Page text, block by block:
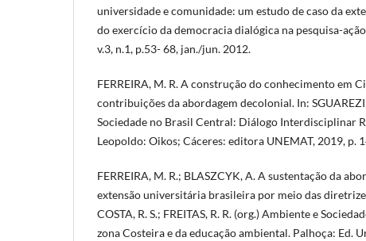
universidade e comunidade: um estudo de caso da
do exercício da democracia dialógica na pesquisa-
v.3, n.1, p.53- 68, jan./jun. 2012.
FERREIRA, M. R. A construção do conhecimento em
contribuições da abordagem decolonial. In:
Sociedade no Brasil Central: Diálogo Interdisciplinar
Leopoldo: Oikos; Cáceres: editora UNEMAT, 2019, p.
FERREIRA, M. R.; BLASZCYK, A. A sustentação da
extensão universitária brasileira por meio das
COSTA, R. S.; FREITAS, R. R. (org.) Ambiente e
zona Costeira e da educação ambiental. Palhoça: Ed.